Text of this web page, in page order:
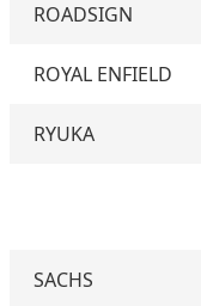
ROADSIGN
ROYAL ENFIELD
RYUKA
SACHS